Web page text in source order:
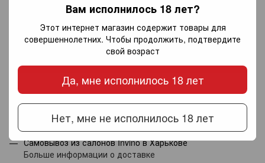
Вам исполнилось 18 лет?
Этот интернет магазин содержит товары для
совершеннолетних. Чтобы продолжить, подтвердите
свой возраст
Да, мне исполнилось 18 лет
Нет, мне не исполнилось 18 лет
Добавьте первый отзыв
Написать отзыв
Доставка Оплата Гарантия
Новой почтой по Украине — по тарифам перевозчика.
Самовывоз из салонов Invino в Харькове
Больше информации о доставке